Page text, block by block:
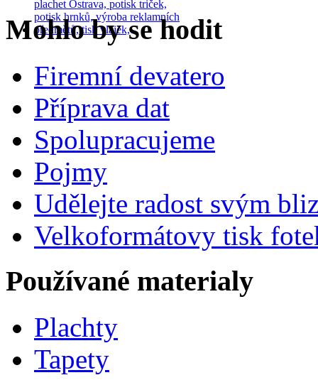
Mohlo by se hodit
Firemní devatero
Příprava dat
Spolupracujeme
Pojmy
Udělejte radost svým
Velkoformátovy tisk
Používané materialy
Plachty
Tapety